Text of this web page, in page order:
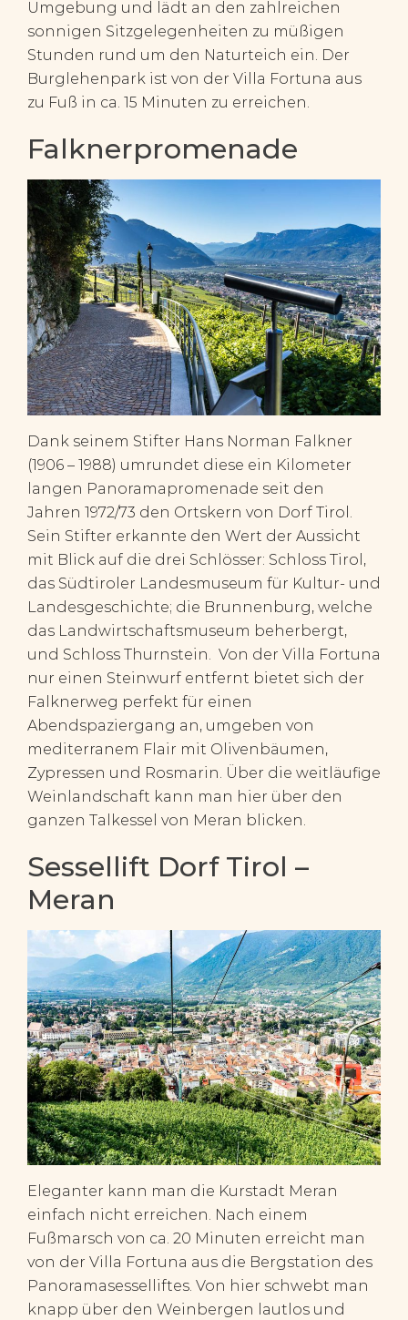
Umgebung und lädt an den zahlreichen
sonnigen Sitzgelegenheiten zu müßigen
Stunden rund um den Naturteich ein. Der
Burglehenpark ist von der Villa Fortuna aus
zu Fuß in ca. 15 Minuten zu erreichen.
Falknerpromenade
Dank seinem Stifter Hans Norman Falkner
(1906 – 1988) umrundet diese ein Kilometer
langen Panoramapromenade seit den
Jahren 1972/73 den Ortskern von Dorf Tirol.
Sein Stifter erkannte den Wert der Aussicht
mit Blick auf die drei Schlösser: Schloss Tirol,
das Südtiroler Landesmuseum für Kultur- und
Landesgeschichte; die Brunnenburg, welche
das Landwirtschaftsmuseum beherbergt,
und Schloss Thurnstein. Von der Villa Fortuna
nur einen Steinwurf entfernt bietet sich der
Falknerweg perfekt für einen
Abendspaziergang an, umgeben von
mediterranem Flair mit Olivenbäumen,
Zypressen und Rosmarin. Über die weitläufige
Weinlandschaft kann man hier über den
ganzen Talkessel von Meran blicken.
Sessellift Dorf Tirol –
Meran
Eleganter kann man die Kurstadt Meran
einfach nicht erreichen. Nach einem
Fußmarsch von ca. 20 Minuten erreicht man
von der Villa Fortuna aus die Bergstation des
Panoramasesselliftes. Von hier schwebt man
knapp über den Weinbergen lautlos und